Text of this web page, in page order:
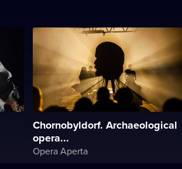
Chornobyldorf. Archaeological
opera...
Opera Aperta